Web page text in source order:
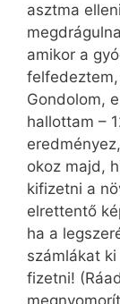
asztma
amikor a
Gondolom,
hallottam –
okoz majd,
kifizetni a
elrettentő
ha a
számlákat
fizetni!